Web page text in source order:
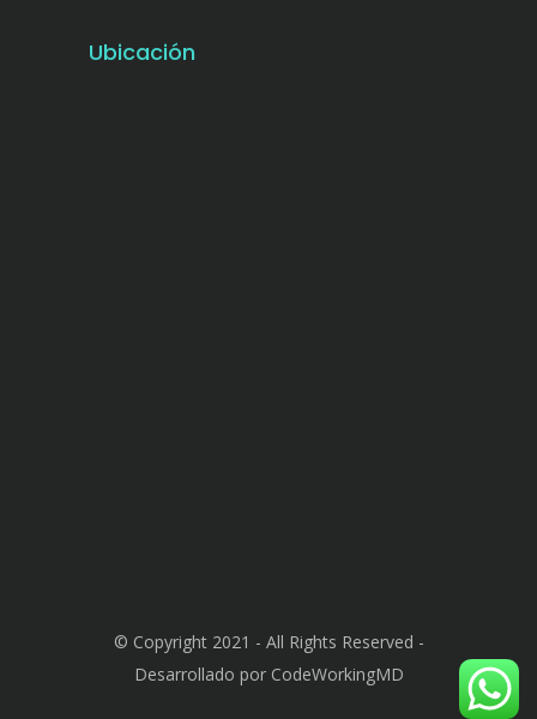
Ubicación
© Copyright 2021 - All Rights Reserved -
Desarrollado por CodeWorkingMD